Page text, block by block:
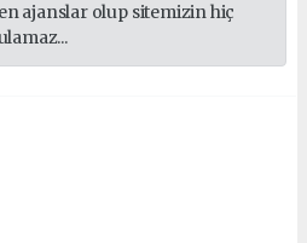
ajanslar olup sitemizin hiç